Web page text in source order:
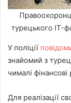
турецького IT-
У поліції
знайомий з
чималі
Для реалізації